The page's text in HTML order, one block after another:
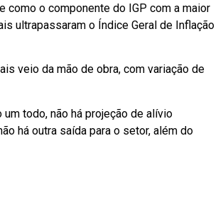
como o componente do IGP com a maior
ultrapassaram o Índice Geral de Inflação
veio da mão de obra, com variação de
todo, não há projeção de alívio
há outra saída para o setor, além do